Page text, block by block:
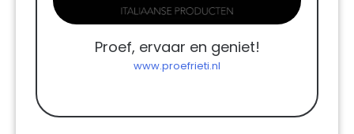
Proef, ervaar en geniet!
www.proefrieti.nl